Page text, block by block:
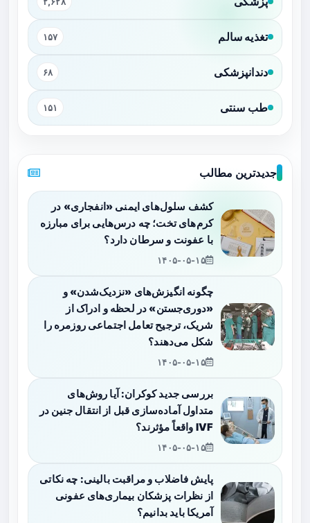
تغذیه سالم ۱۵۷
دندانپزشکی ۶۸
طب سنتی ۱۵۱
جدیدترین مطالب
کشف سلول‌های ایمنی «انفجاری» در
کرم‌های تخت؛ چه درس‌هایی برای مبارزه
با عفونت و سرطان دارد؟
۱۴۰۵-۰۵-۱۵
چگونه انگیزش‌های «نزدیک‌شدن» و
«دوری‌جستن» در لحظه و ادراک از
شریک، ترجیح تعامل اجتماعی روزمره را
شکل می‌دهند؟
۱۴۰۵-۰۵-۱۵
بررسی جدید کوکران: آیا روش‌های
متداول آماده‌سازی قبل از انتقال جنین در
IVF واقعاً مؤثرند؟
۱۴۰۵-۰۵-۱۵
پایش فاضلاب و مراقبت بالینی: چه نکاتی
از نظرات پزشکان بیماری‌های عفونی
آمریکا باید بدانیم؟